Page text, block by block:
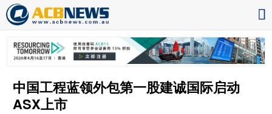
中国工程蓝领外包第一股建诚国际启动
ASX上市